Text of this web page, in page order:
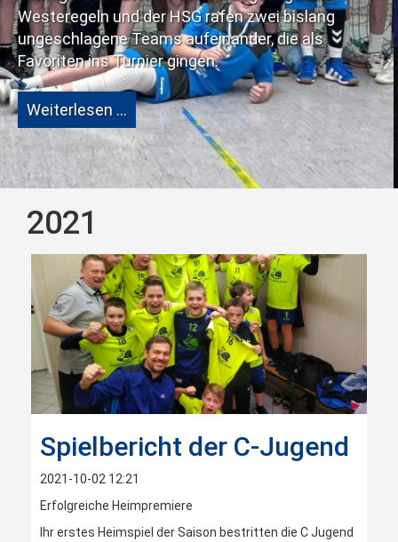
HSG rafen zwei bislang
aufeinander, die als
gingen.
Weiterlesen …
2021
Spielbericht der C-Jugend
2021-10-02 12:21
Erfolgreiche Heimpremiere
Ihr erstes Heimspiel der Saison bestritten die C Jugend